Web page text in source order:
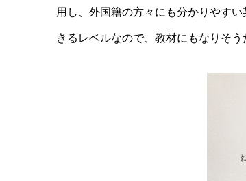
用し、外国籍の方々にも分かりやす
きるレベルなので、教材にもなりそう